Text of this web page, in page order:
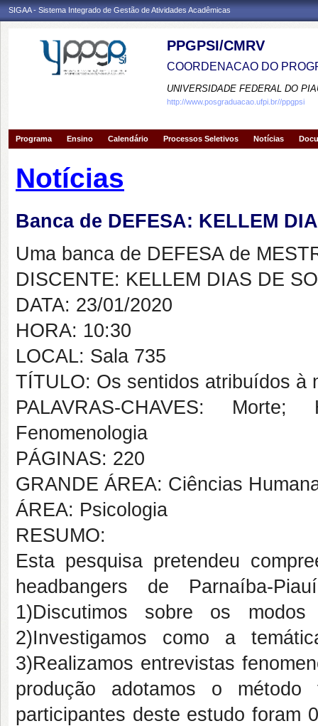
SIGAA - Sistema Integrado de Gestão de Atividades Acadêmicas
PPGPSI/CMRV
COORDENACAO DO
UNIVERSIDADE FEDERAL DO
http://www.posgraduacao.ufpi.br//ppgpsi
Programa Ensino Calendário Processos Seletivos Notícias
Notícias
Banca de DEFESA: KELLEM
Uma banca de DEFESA de
DISCENTE: KELLEM DIAS DE
DATA: 23/01/2020
HORA: 10:30
LOCAL: Sala 735
TÍTULO: Os sentidos atribuídos à
PALAVRAS-CHAVES:
Fenomenologia
PÁGINAS: 220
GRANDE ÁREA: Ciências
ÁREA: Psicologia
RESUMO:
Esta pesquisa pretendeu
headbangers de Parnaíba-
1)Discutimos sobre os
2)Investigamos como a
3)Realizamos entrevistas
produção adotamos o método
participantes deste estudo foram